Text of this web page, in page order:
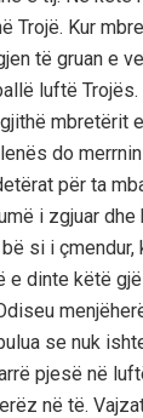
Trojë. Kur
të gruan e
luftë Trojës.
mbretërit
do
për ta
i zgjuar dhe
si i çmendur,
e dinte këtë
se nuk
pjesë në
në të.